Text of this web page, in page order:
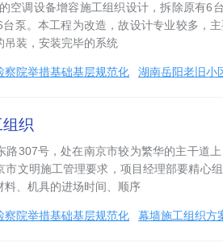
空调设备增容施工组织设计，拆除原有6
泵。本工程为改造，故设计专业较多，
装，安装完毕的系统
察院举措基础基层规范化 湖南岳阳老旧小
织
路307号，处在南京市较为繁华的主干道
市文明施工管理要求，项目经理部要精心
、机具的进场时间、顺序
察院举措基础基层规范化 幕墙施工组织方